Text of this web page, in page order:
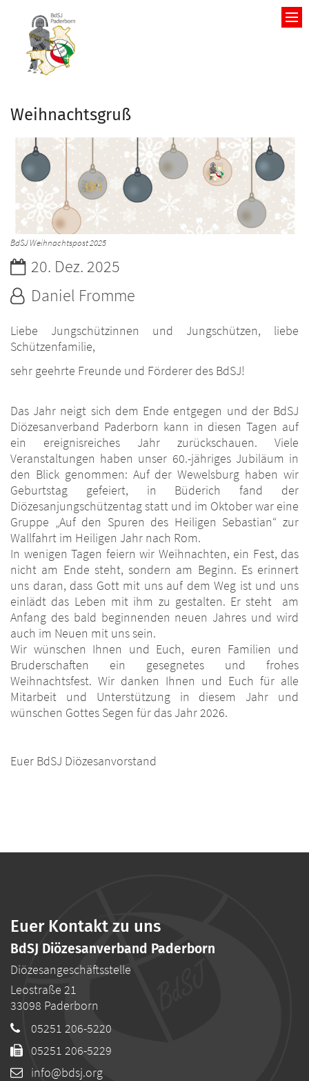
Weihnachtsgruß
BdSJ Weihnachtspost 2025
Datum:
20. Dez. 2025
Von:Daniel Fromme
Liebe Jungschützinnen und Jungschützen, liebe
Schützenfamilie,
sehr geehrte Freunde und Förderer des BdSJ!
Das Jahr neigt sich dem Ende entgegen und der BdSJ
Diözesanverband Paderborn kann in diesen Tagen auf
ein ereignisreiches Jahr zurückschauen. Viele
Veranstaltungen haben unser 60.-jähriges Jubiläum in
den Blick genommen: Auf der Wewelsburg haben wir
Geburtstag gefeiert, in Büderich fand der
Diözesanjungschützentag statt und im Oktober war eine
Gruppe „Auf den Spuren des Heiligen Sebastian“ zur
Wallfahrt im Heiligen Jahr nach Rom.
In wenigen Tagen feiern wir Weihnachten, ein Fest, das
nicht am Ende steht, sondern am Beginn. Es erinnert
uns daran, dass Gott mit uns auf dem Weg ist und uns
einlädt das Leben mit ihm zu gestalten. Er steht am
Anfang des bald beginnenden neuen Jahres und wird
auch im Neuen mit uns sein.
Wir wünschen Ihnen und Euch, euren Familien und
Bruderschaften ein gesegnetes und frohes
Weihnachtsfest. Wir danken Ihnen und Euch für alle
Mitarbeit und Unterstützung in diesem Jahr und
wünschen Gottes Segen für das Jahr 2026.
Euer BdSJ Diözesanvorstand
Euer Kontakt zu uns
BdSJ Diözesanverband Paderborn
Diözesangeschäftsstelle
Leostraße 21
33098 Paderborn
05251 206-5220
05251 206-5229
info@bdsj.org